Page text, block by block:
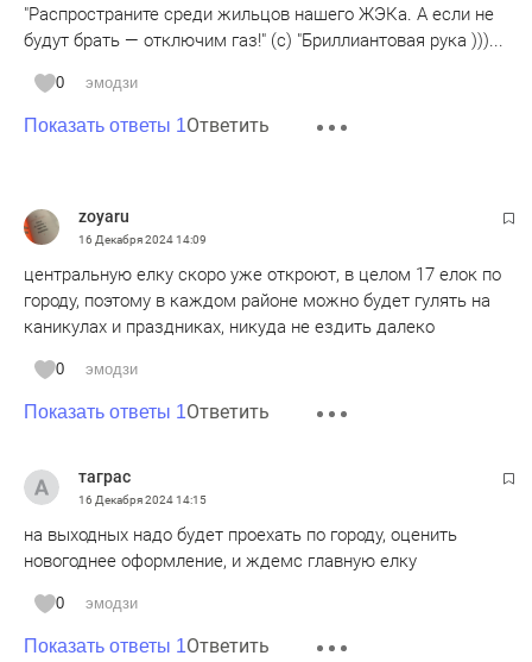
"Распространите среди жильцов нашего ЖЭКа. А если не
будут брать — отключим газ!" (с) "Бриллиантовая рука )))...
0 эмодзи
Показать ответы 1Ответить
zoyaru
16 Декабря 202414:09
центральную елку скоро уже откроют, в целом 17 елок по
городу, поэтому в каждом районе можно будет гулять на
каникулах и праздниках, никуда не ездить далеко
0 эмодзи
Показать ответы 1Ответить
таграс
16 Декабря 202414:15
на выходных надо будет проехать по городу, оценить
новогоднее оформление, и ждемс главную елку
0 эмодзи
Показать ответы 1Ответить